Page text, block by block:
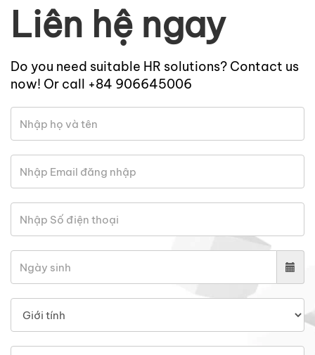
Liên hệ ngay
Do you need suitable HR solutions? Contact us
now! Or call +84 906645006